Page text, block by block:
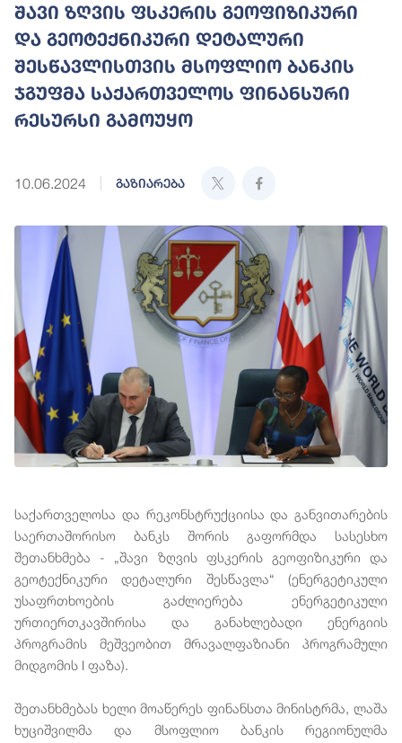
შავი ზღვის ფსკერის გეოფიზიკური
და გეოტექნიკური დეტალური
შესწავლისთვის მსოფლიო ბანკის
ჯგუფმა საქართველოს ფინანსური
რესურსი გამოუყო
10.06.2024 გაზიარება
საქართველოსა და რეკონსტრუქციისა და განვითარების
საერთაშორისო ბანკს შორის გაფორმდა სასესხო
შეთანხმება - „შავი ზღვის ფსკერის გეოფიზიკური და
გეოტექნიკური დეტალური შესწავლა“ (ენერგეტიკული
უსაფრთხოების გაძლიერება ენერგეტიკული
ურთიერთკავშირისა და განახლებადი ენერგიის
პროგრამის მეშვეობით მრავალფაზიანი პროგრამული
მიდგომის I ფაზა).
შეთანხმებას ხელი მოაწერეს ფინანსთა მინისტრმა, ლაშა
ხუციშვილმა და მსოფლიო ბანკის რეგიონულმა